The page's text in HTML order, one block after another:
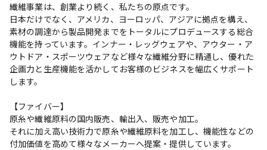
繊維事業は、創業より続く、私たちの原点です。
日本だけでなく、アメリカ、ヨーロッパ、アジアに拠点を構え、
素材の調達から製品開発までをトータルにプロデュースする総合
機能を持っています。インナー・レッグウェアや、アウター・ア
ウトドア・スポーツウェアなど様々な繊維分野に精通し、優れた
企画力と生産機能を活かしてお客様のビジネスを幅広くサポート
します。
【ファイバー】
原糸や繊維原料の国内販売、輸出入、販売や加工。
それに加え高い技術力で原糸や繊維原料を加工し、機能性などの
付加価値を高めて様々なメーカーへ提案・提供しています。